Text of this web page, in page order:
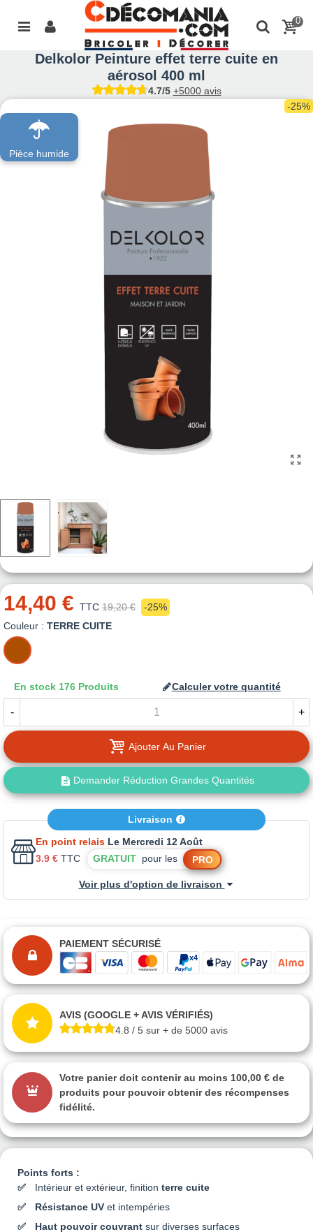
0
Delkolor Peinture effet terre cuite en
aérosol 400 ml
4.7/5 +5000 avis
Pièce humide
-25%
Points forts :
Intérieur et extérieur, finition terre cuite
Résistance UV et intempéries
Haut pouvoir couvrant sur diverses surfaces
14,40 € TTC 19,20 €
-25%
Couleur : TERRE CUITE
TERRE
CUITE
En stock 176 Produits Calculer votre quantité
- +
Ajouter Au Panier
Demander Réduction Grandes Quantités
Livraison
En point relais Le Mercredi 12 Août
3.9 € TTC GRATUIT pour les PRO
Voir plus d'option de livraison
PAIEMENT SÉCURISÉ
AVIS (GOOGLE + AVIS VÉRIFIÉS)
4.8 / 5 sur + de 5000 avis
Votre panier doit contenir au moins 100,00 € de
produits pour pouvoir obtenir des récompenses
fidélité.